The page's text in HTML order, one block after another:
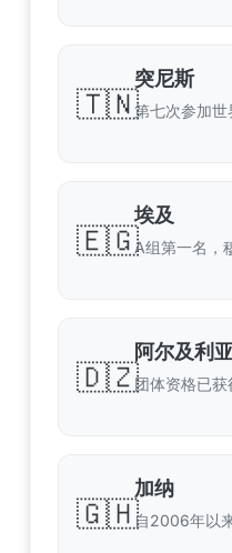
🇹🇳
突尼斯
第七次参加
🇪🇬
埃及
A组第一名，
🇩🇿
阿尔及利
团体资格已获
🇬🇭
加纳
自2006年以